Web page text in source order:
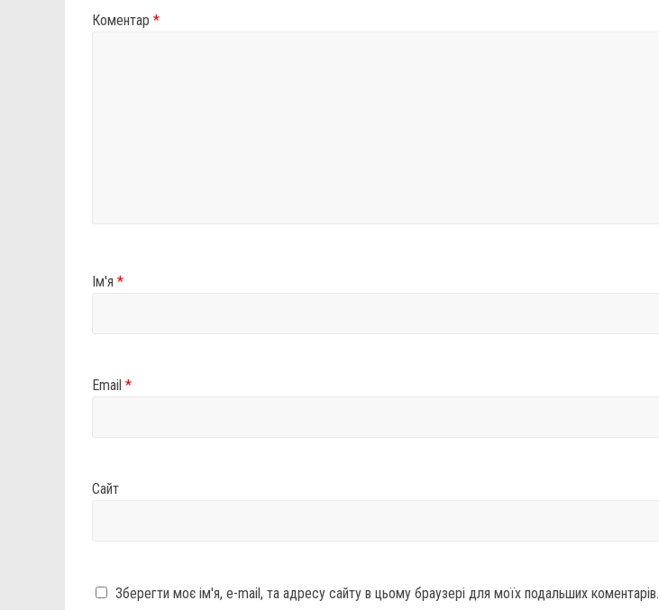
Коментар *
Ім'я *
Email *
Сайт
Зберегти моє ім'я, e-mail, та адресу сайту в цьому браузері для моїх подальших коментарів.